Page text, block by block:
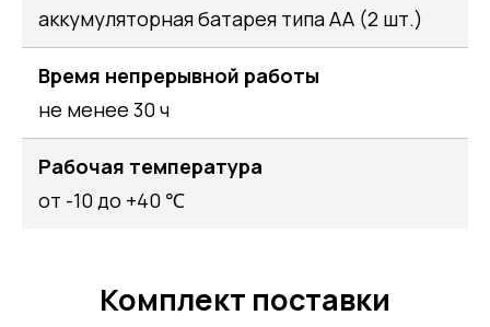
аккумуляторная батарея типа АА (2 шт.)
Время непрерывной работы
не менее 30 ч
Рабочая температура
от -10 до +40 ℃
Комплект поставки